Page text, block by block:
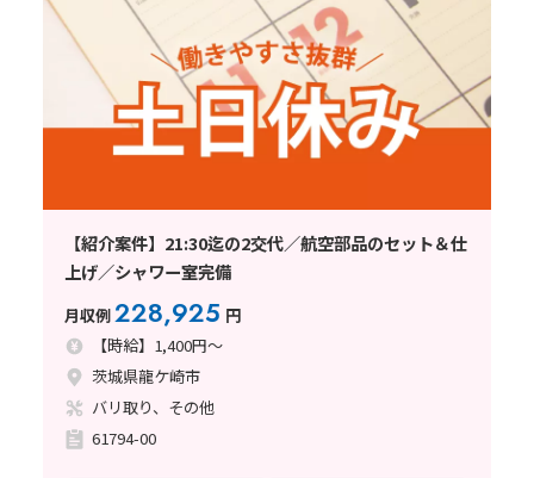
【紹介案件】21:30迄の2交代／航空部品のセット＆仕
上げ／シャワー室完備
月収例228,925 円
【時給】1,400円～
茨城県龍ケ崎市
バリ取り、その他
61794-00